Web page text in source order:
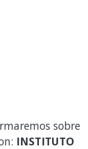
sobre
INSTITUTO